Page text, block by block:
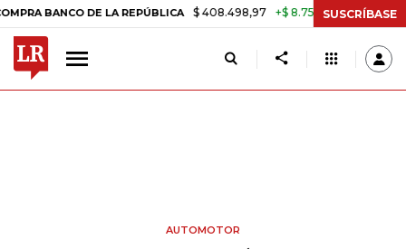
DE LA REPÚBLICA $ 408.498,97 +$ 8.753,81 +2,19% TASA
SUSCRÍBASE
AUTOMOTOR